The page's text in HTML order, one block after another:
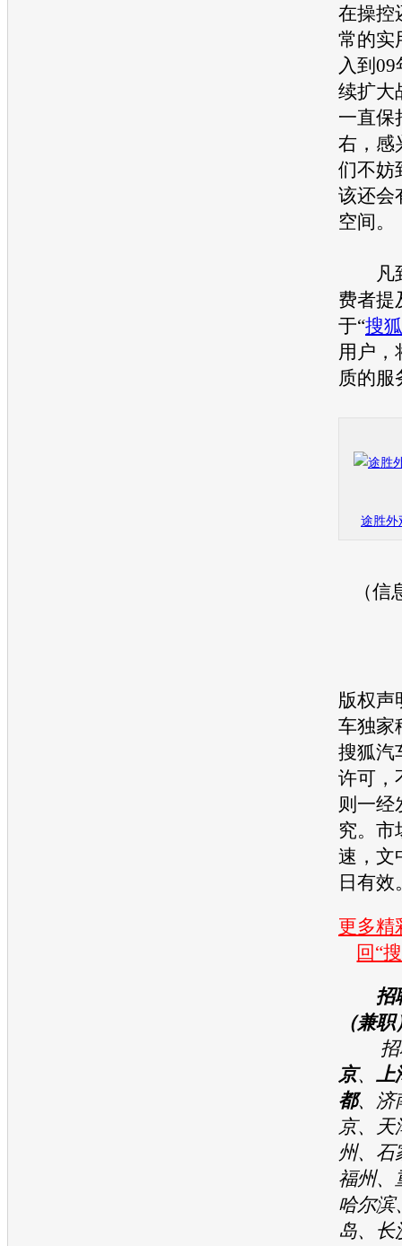
在操控
常的实
入到
续扩大
一直保
右，感
们不妨
该还会
空间。
凡
费者提
于“搜
用户，
质的服
途胜外
（
版权声
车独家
搜狐汽
许可，
则一经
究。市
速，文
日有效
更多
回“
招
（兼职
招
京、 上
都、济
京、天
州、石
福州、
哈尔滨
岛、长